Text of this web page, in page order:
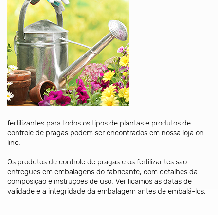
fertilizantes para todos os tipos de plantas e produtos de
controle de pragas podem ser encontrados em nossa loja on-
line.
Os produtos de controle de pragas e os fertilizantes são
entregues em embalagens do fabricante, com detalhes da
composição e instruções de uso. Verificamos as datas de
validade e a integridade da embalagem antes de embalá-los.